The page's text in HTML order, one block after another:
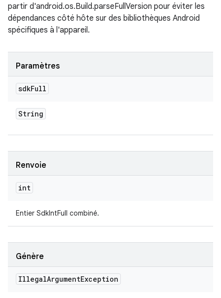
partir d'android.os.Build.parseFullVersion pour éviter les
dépendances côté hôte sur des bibliothèques Android
spécifiques à l'appareil.
Paramètres
sdkFull
String
Renvoie
int
Entier SdkIntFull combiné.
Génère
IllegalArgumentException